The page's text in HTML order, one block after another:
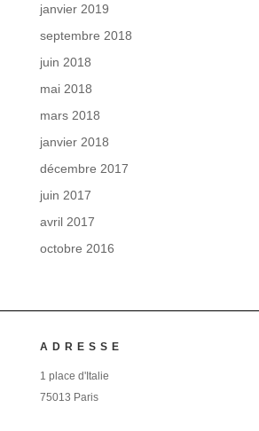
janvier 2019
septembre 2018
juin 2018
mai 2018
mars 2018
janvier 2018
décembre 2017
juin 2017
avril 2017
octobre 2016
ADRESSE
1 place d'Italie
75013 Paris